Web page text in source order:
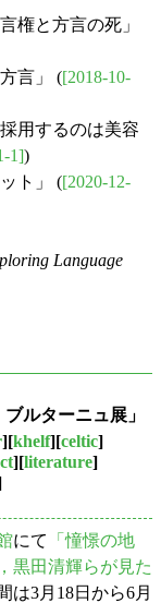
権と方言の死」
言」 ([2018-10-
用するのは美容
1])
ト」 ([2020-12-
Language
ルターニュ展」
][khelf][celtic]
][literature]
にて
「憧憬の地
田清輝らが見た
は3月18日から6月